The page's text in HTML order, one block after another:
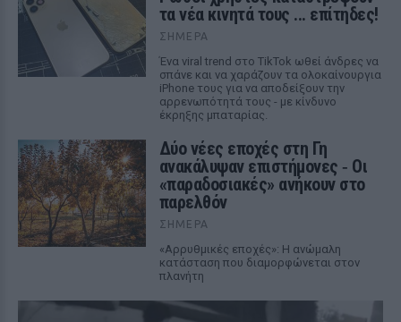
τα νέα κινητά τους ... επίτηδες!
ΣΉΜΕΡΑ
Ένα viral trend στο TikTok ωθεί άνδρες να
σπάνε και να χαράζουν τα ολοκαίνουργια
iPhone τους για να αποδείξουν την
αρρενωπότητά τους - με κίνδυνο
έκρηξης μπαταρίας.
Δύο νέες εποχές στη Γη
ανακάλυψαν επιστήμονες ‑ Oι
«παραδοσιακές» ανήκουν στο
παρελθόν
ΣΉΜΕΡΑ
«Αρρυθμικές εποχές»: Η ανώμαλη
κατάσταση που διαμορφώνεται στον
πλανήτη